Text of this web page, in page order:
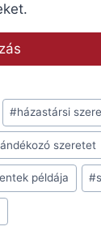
#házastársi
szeretet
példája #